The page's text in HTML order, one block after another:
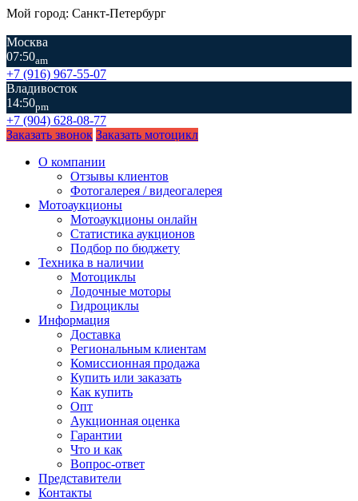
Мой город: Санкт-Петербург
Москва
07:50am
+7 (916) 967-55-07
Владивосток
14:50pm
+7 (904) 628-08-77
Заказать звонок Заказать мотоцикл
О компании
Отзывы клиентов
Фотогалерея / видеогалерея
Мотоаукционы
Мотоаукционы онлайн
Статистика аукционов
Подбор по бюджету
Техника в наличии
Мотоциклы
Лодочные моторы
Гидроциклы
Информация
Доставка
Региональным клиентам
Комиссионная продажа
Купить или заказать
Как купить
Опт
Аукционная оценка
Гарантии
Что и как
Вопрос-ответ
Представители
Контакты